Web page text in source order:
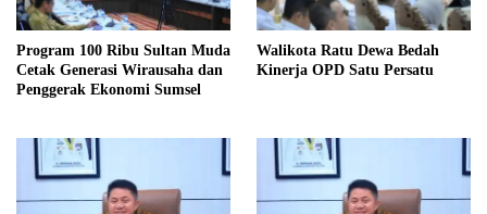
Program 100 Ribu Sultan Muda
Cetak Generasi Wirausaha dan
Penggerak Ekonomi Sumsel
Walikota Ratu Dewa Bedah
Kinerja OPD Satu Persatu